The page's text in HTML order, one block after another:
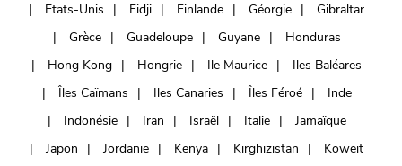
Etats-Unis
Fidji Finlande Géorgie
Gibraltar
Grèce
Guadeloupe Guyane
Honduras
Hong Kong
Hongrie Ile Maurice
Iles Baléares
Îles Caïmans
Iles Canaries Îles Féroé
Inde
Indonésie
Iran Israël Italie
Jamaïque
Japon
Jordanie Kenya Kirghizistan
Koweït